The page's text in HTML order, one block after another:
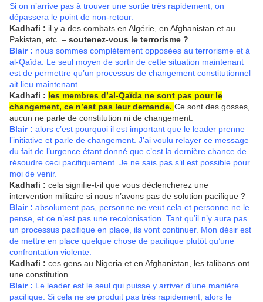
Si on n’arrive pas à trouver une sortie très rapidement, on
dépassera le point de non-retour.
Kadhafi : il y a des combats en Algérie, en Afghanistan et au
Pakistan, etc. – soutenez-vous le terrorisme ?
Blair : nous sommes complètement opposées au terrorisme et à
al-Qaïda. Le seul moyen de sortir de cette situation maintenant
est de permettre qu’un processus de changement constitutionnel
ait lieu maintenant.
Kadhafi : les membres d’al-Qaïda ne sont pas pour le
changement, ce n’est pas leur demande. Ce sont des gosses,
aucun ne parle de constitution ni de changement.
Blair : alors c’est pourquoi il est important que le leader prenne
l’initiative et parle de changement. J’ai voulu relayer ce message
du fait de l’urgence étant donné que c’est la dernière chance de
résoudre ceci pacifiquement. Je ne sais pas s’il est possible pour
moi de venir.
Kadhafi : cela signifie-t-il que vous déclencherez une
intervention militaire si nous n’avons pas de solution pacifique ?
Blair : absolument pas, personne ne veut cela et personne ne le
pense, et ce n’est pas une recolonisation. Tant qu’il n’y aura pas
un processus pacifique en place, ils vont continuer. Mon désir est
de mettre en place quelque chose de pacifique plutôt qu’une
confrontation violente.
Kadhafi : ces gens au Nigeria et en Afghanistan, les talibans ont
une constitution
Blair : Le leader est le seul qui puisse y arriver d’une manière
pacifique. Si cela ne se produit pas très rapidement, alors le